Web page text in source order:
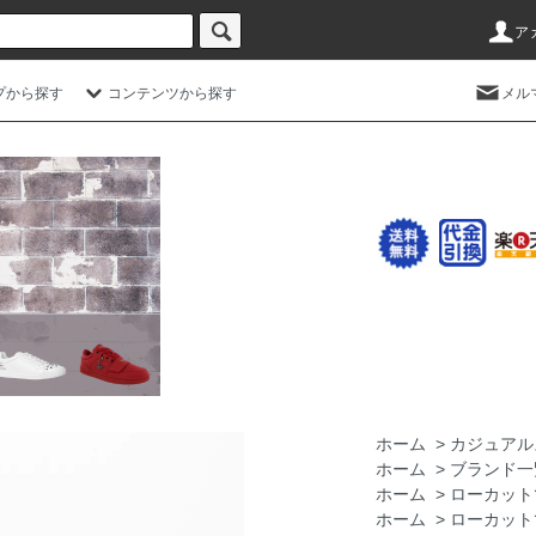
ア
から探す コンテンツから探す メル
ホーム > カジュア
ホーム
> ブランド
ホーム
> ローカッ
ホーム
> ローカッ